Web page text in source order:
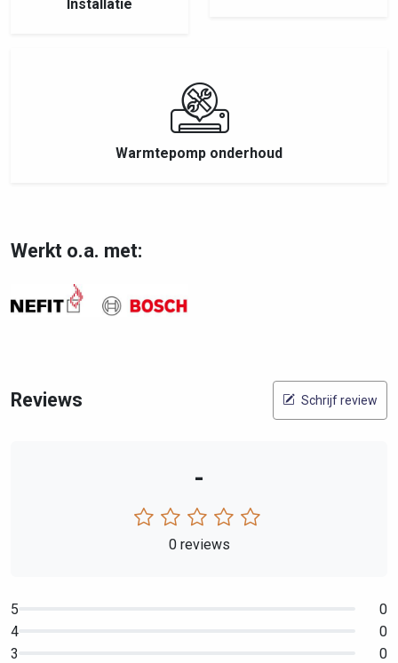
Installatie
Warmtepomp onderhoud
Werkt o.a. met:
Reviews Schrijf review
-
0 reviews
5
0
4
0
3
0